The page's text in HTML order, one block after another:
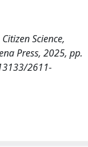
Science,
Press, 2025, pp.
2611-